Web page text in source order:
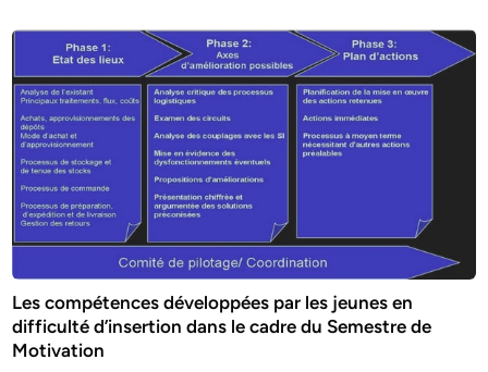
Les compétences développées par les jeunes en
difficulté d’insertion dans le cadre du Semestre de
Motivation